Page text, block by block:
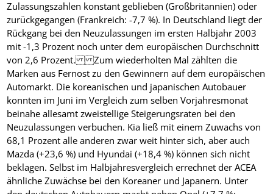
Zulassungszahlen konstant geblieben (Großbritannien) oder
zurückgegangen (Frankreich: -7,7 %). In Deutschland liegt der
Rückgang bei den Neuzulassungen im ersten Halbjahr 2003
mit -1,3 Prozent noch unter dem europäischen Durchschnitt
von 2,6 Prozent. Zum wiederholten Mal zählten die
Marken aus Fernost zu den Gewinnern auf dem europäischen
Automarkt. Die koreanischen und japanischen Autobauer
konnten im Juni im Vergleich zum selben Vorjahresmonat
beinahe allesamt zweistellige Steigerungsraten bei den
Neuzulassungen verbuchen. Kia ließ mit einem Zuwachs von
68,1 Prozent alle anderen zwar weit hinter sich, aber auch
Mazda (+23,6 %) und Hyundai (+18,4 %) können sich nicht
beklagen. Selbst im Halbjahresvergleich errechnet der ACEA
ähnliche Zuwächse bei den Koreaner und Japanern. Unter